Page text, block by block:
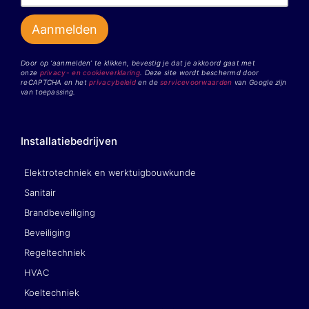
Door op ‘aanmelden’ te klikken, bevestig je dat je akkoord gaat met
onze privacy- en cookieverklaring. Deze site wordt beschermd door
reCAPTCHA en hetprivacybeleid en deservicevoorwaarden van Google zijn
van toepassing.
Installatiebedrijven
Elektrotechniek en werktuigbouwkunde
Sanitair
Brandbeveiliging
Beveiliging
Regeltechniek
HVAC
Koeltechniek